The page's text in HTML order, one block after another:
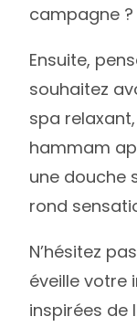
campagne ?
Ensuite,
souhaitez
spa
hammam
une douche
rond
N’hésitez
éveille votre
inspirées de